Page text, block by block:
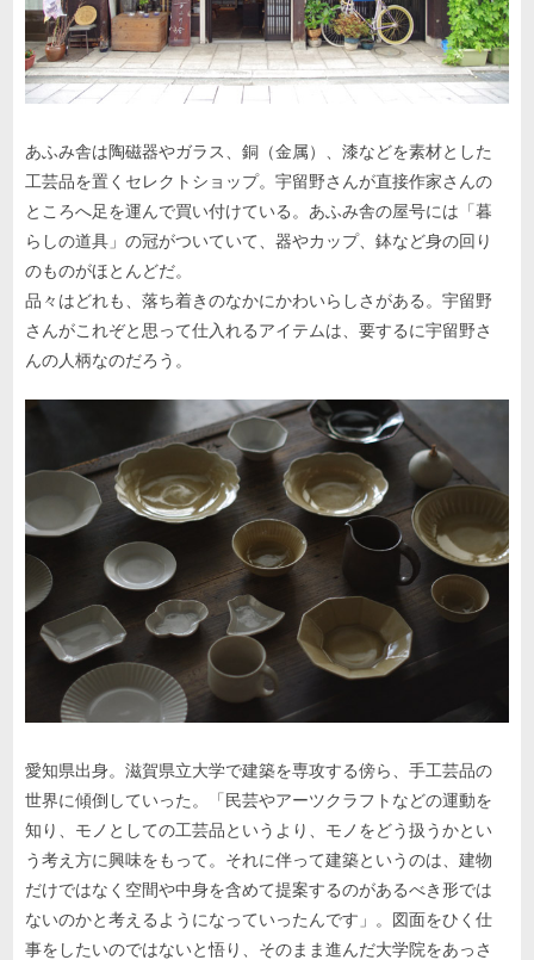
あふみ舎は陶磁器やガラス、銅（金属）、漆などを素材とした
工芸品を置くセレクトショップ。宇留野さんが直接作家さんの
ところへ足を運んで買い付けている。あふみ舎の屋号には「暮
らしの道具」の冠がついていて、器やカップ、鉢など身の回り
のものがほとんどだ。
品々はどれも、落ち着きのなかにかわいらしさがある。宇留野
さんがこれぞと思って仕入れるアイテムは、要するに宇留野さ
んの人柄なのだろう。
愛知県出身。滋賀県立大学で建築を専攻する傍ら、手工芸品の
世界に傾倒していった。「民芸やアーツクラフトなどの運動を
知り、モノとしての工芸品というより、モノをどう扱うかとい
う考え方に興味をもって。それに伴って建築というのは、建物
だけではなく空間や中身を含めて提案するのがあるべき形では
ないのかと考えるようになっていったんです」。図面をひく仕
事をしたいのではないと悟り、そのまま進んだ大学院をあっさ